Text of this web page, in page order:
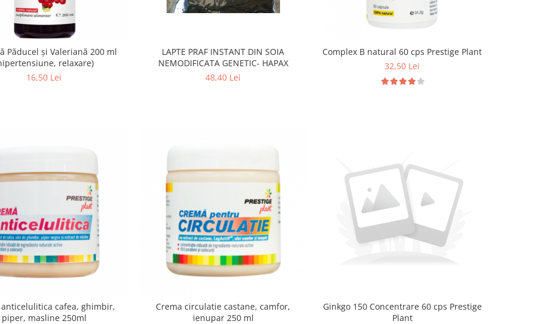
Păducel și Valeriană 200 ml
relaxare)
16,50 Lei
LAPTE PRAF INSTANT DIN SOIA
NEMODIFICATA GENETIC- HAPAX
48,40 Lei
Complex B natural 60 cps Prestige Plant
32,50 Lei
anticelulitica cafea, ghimbir,
piper, masline 250ml
Crema circulatie castane, camfor,
ienupar 250 ml
Ginkgo 150 Concentrare 60 cps Prestige
Plant